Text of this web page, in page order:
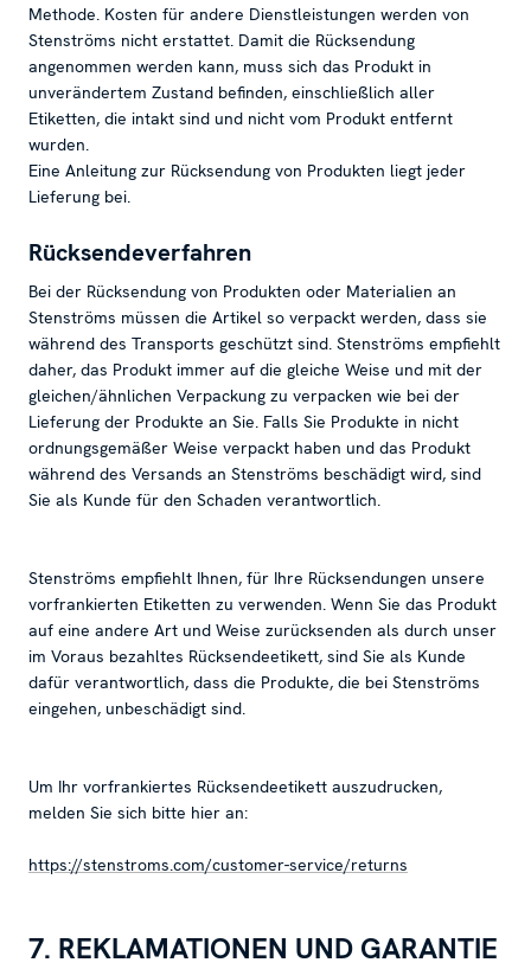
Methode. Kosten für andere Dienstleistungen werden von
Stenströms nicht erstattet. Damit die Rücksendung
angenommen werden kann, muss sich das Produkt in
unverändertem Zustand befinden, einschließlich aller
Etiketten, die intakt sind und nicht vom Produkt entfernt
wurden.
Eine Anleitung zur Rücksendung von Produkten liegt jeder
Lieferung bei.
Rücksendeverfahren
Bei der Rücksendung von Produkten oder Materialien an
Stenströms müssen die Artikel so verpackt werden, dass sie
während des Transports geschützt sind. Stenströms empfiehlt
daher, das Produkt immer auf die gleiche Weise und mit der
gleichen/ähnlichen Verpackung zu verpacken wie bei der
Lieferung der Produkte an Sie. Falls Sie Produkte in nicht
ordnungsgemäßer Weise verpackt haben und das Produkt
während des Versands an Stenströms beschädigt wird, sind
Sie als Kunde für den Schaden verantwortlich.
Stenströms empfiehlt Ihnen, für Ihre Rücksendungen unsere
vorfrankierten Etiketten zu verwenden. Wenn Sie das Produkt
auf eine andere Art und Weise zurücksenden als durch unser
im Voraus bezahltes Rücksendeetikett, sind Sie als Kunde
dafür verantwortlich, dass die Produkte, die bei Stenströms
eingehen, unbeschädigt sind.
Um Ihr vorfrankiertes Rücksendeetikett auszudrucken,
melden Sie sich bitte hier an:
https://stenstroms.com/customer-service/returns
7. REKLAMATIONEN UND GARANTIE